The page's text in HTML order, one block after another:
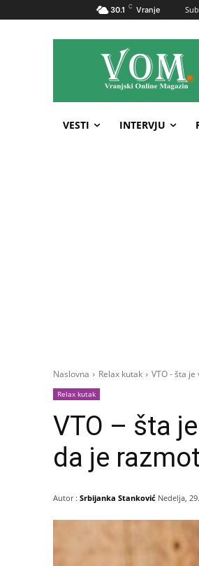
30.1 C Vranje
VESTI INTERVJU
Naslovna Relax kutak VTO - šta
Relax kutak
VTO – šta
da je
Autor : Srbijanka Stanković Nedelja,